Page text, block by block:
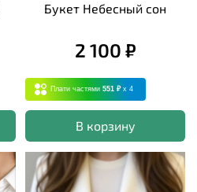
Букет Небесный сон
2 100 ₽
Плати частями 551 ₽ x 4
В корзину